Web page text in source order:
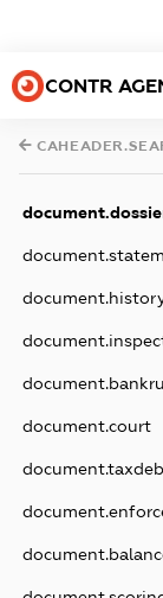
CONTR
document.court